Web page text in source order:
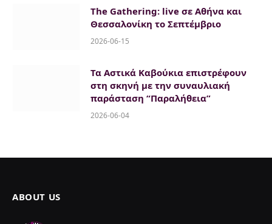
The Gathering: live σε Αθήνα και
Θεσσαλονίκη το Σεπτέμβριο
2026-06-15
Τα Αστικά Καβούκια επιστρέφουν
στη σκηνή με την συναυλιακή
παράσταση “Παραλήθεια”
2026-06-04
ABOUT US